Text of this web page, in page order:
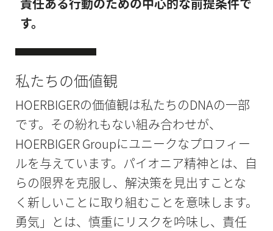
す。
私たちの価値観
HOERBIGERの価値観は私たちのDNAの一部
です。その紛れもない組み合わせが、
HOERBIGER Groupにユニークなプロフィー
ルを与えています。パイオニア精神とは、自
らの限界を克服し、解決策を見出すことな
く新しいことに取り組むことを意味します。
勇気」とは、慎重にリスクを吟味し、責任